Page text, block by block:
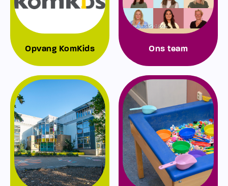
Opvang KomKids Ons team